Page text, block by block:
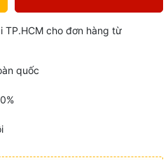
TP.HCM cho đơn hàng từ
quốc